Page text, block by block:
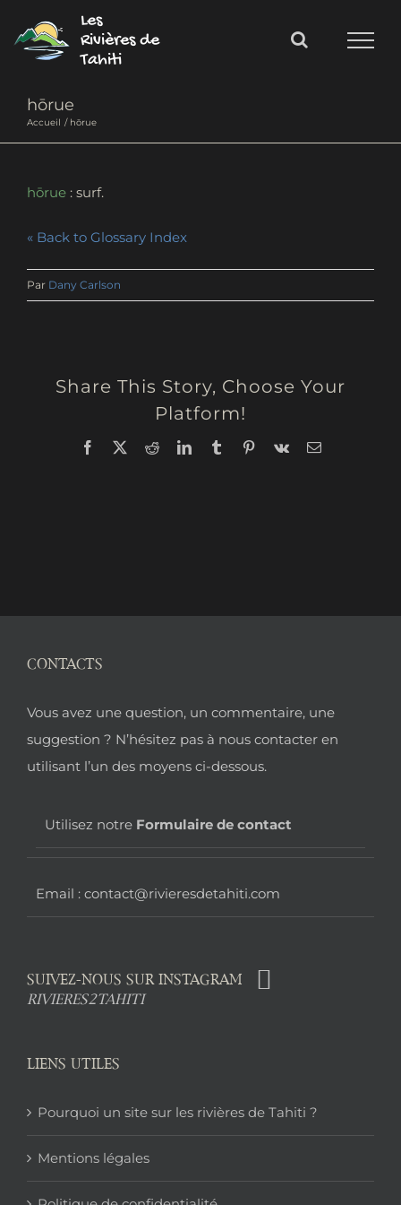
au
contenu
Les
Rivières de
Tahiti
hōrue
Accueil hōrue
hōrue : surf.
« Back to Glossary Index
Par Dany Carlson
Share This Story, Choose Your
Platform!
Facebook
X RedditLinkedInTumblrPinterest
Vk Email
Pied
de
page
CONTACTS
Vous avez une question, un commentaire, une
suggestion ? N’hésitez pas à nous contacter en
utilisant l’un des moyens ci-dessous.
Utilisez notre Formulaire de contact
Email : contact@rivieresdetahiti.com
SUIVEZ-NOUS SUR INSTAGRAM
RIVIERES2TAHITI
LIENS UTILES
Pourquoi un site sur les rivières de Tahiti ?
Mentions légales